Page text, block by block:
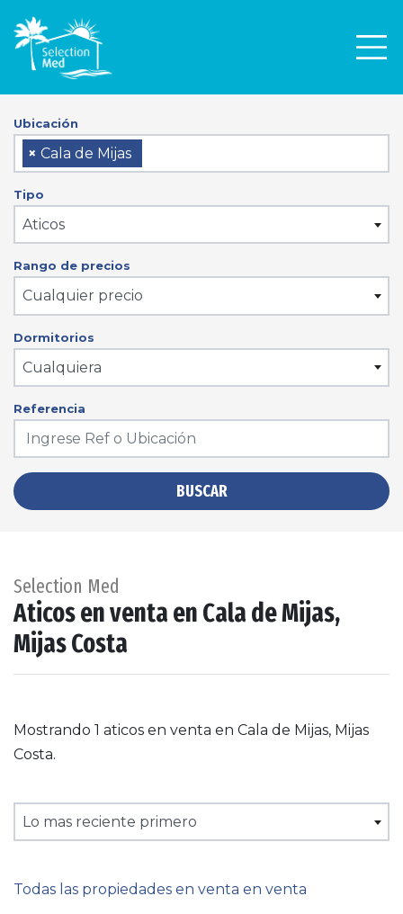
Ubicación
× Cala de Mijas
Tipo
Aticos
Rango de precios
Cualquier precio
Dormitorios
Cualquiera
Referencia
BUSCAR
Selection Med
Aticos en venta en Cala de Mijas,
Mijas Costa
Mostrando 1 aticos en venta en Cala de Mijas, Mijas
Costa.
Lo mas reciente primero
Todas las propiedades en venta en venta